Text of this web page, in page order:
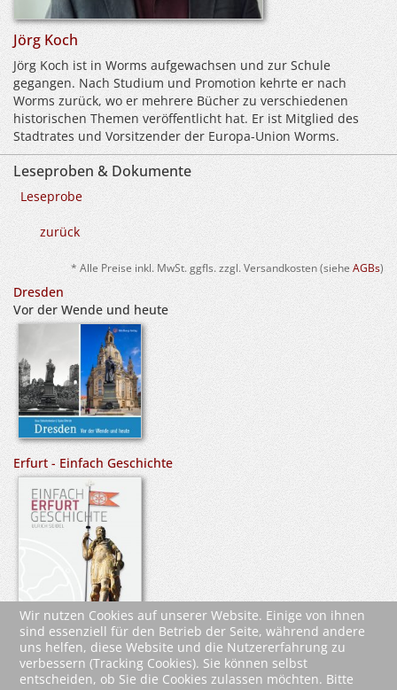
Jörg Koch
Jörg Koch ist in Worms aufgewachsen und zur Schule
gegangen. Nach Studium und Promotion kehrte er nach
Worms zurück, wo er mehrere Bücher zu verschiedenen
historischen Themen veröffentlicht hat. Er ist Mitglied des
Stadtrates und Vorsitzender der Europa-Union Worms.
Leseproben & Dokumente
Leseprobe
zurück
* Alle Preise inkl. MwSt. ggfls. zzgl. Versandkosten (siehe AGBs)
Dresden
Vor der Wende und heute
Erfurt - Einfach Geschichte
Wir nutzen Cookies auf unserer Website. Einige von ihnen
sind essenziell für den Betrieb der Seite, während andere
uns helfen, diese Website und die Nutzererfahrung zu
verbessern (Tracking Cookies). Sie können selbst
entscheiden, ob Sie die Cookies zulassen möchten. Bitte